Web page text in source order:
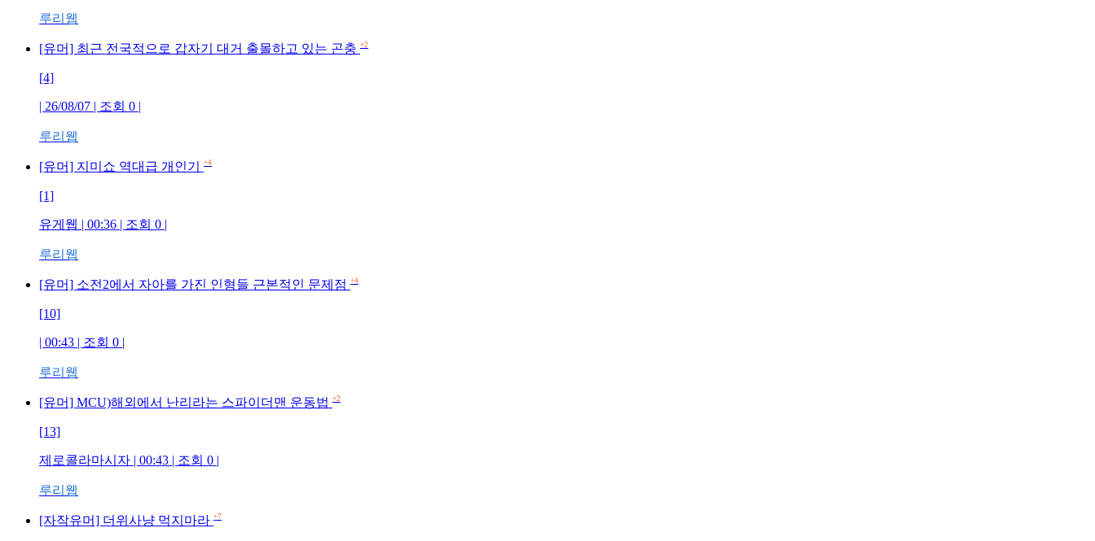
루리웹
[유머] 최근 전국적으로 갑자기 대거 출몰하고 있는 곤충 +2
[4]
| 26/08/07 | 조회 0 |
루리웹
[유머] 지미쇼 역대급 개인기 +4
[1]
유게웹 | 00:36 | 조회 0 |
루리웹
[유머] 소전2에서 자아를 가진 인형들 근본적인 문제점 +4
[10]
| 00:43 | 조회 0 |
루리웹
[유머] MCU)해외에서 난리라는 스파이더맨 운동법 +2
[13]
제로콜라마시자 | 00:43 | 조회 0 |
루리웹
[자작유머] 더위사냥 먹지마라 +7